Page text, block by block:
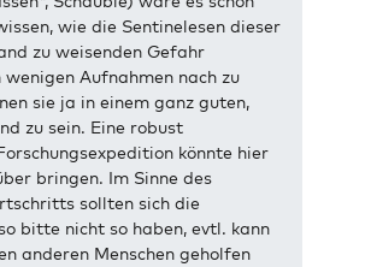
wie die Sentinelesen dieser
zu weisenden Gefahr
wenigen Aufnahmen nach zu
sie ja in einem ganz guten,
zu sein. Eine robust
könnte hier
bringen. Im Sinne des
sollten sich die
bitte nicht so haben, evtl. kann
anderen Menschen geholfen